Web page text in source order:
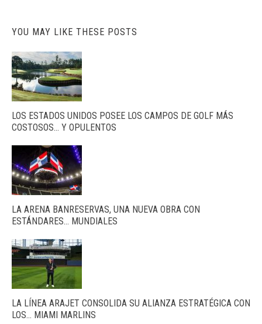
YOU MAY LIKE THESE POSTS
LOS ESTADOS UNIDOS POSEE LOS CAMPOS DE GOLF MÁS
COSTOSOS… Y OPULENTOS
LA ARENA BANRESERVAS, UNA NUEVA OBRA CON
ESTÁNDARES… MUNDIALES
LA LÍNEA ARAJET CONSOLIDA SU ALIANZA ESTRATÉGICA CON
LOS… MIAMI MARLINS